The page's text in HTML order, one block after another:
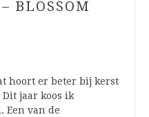
BLOSSOM
hoort er beter bij kerst
jaar koos ik
Een van de